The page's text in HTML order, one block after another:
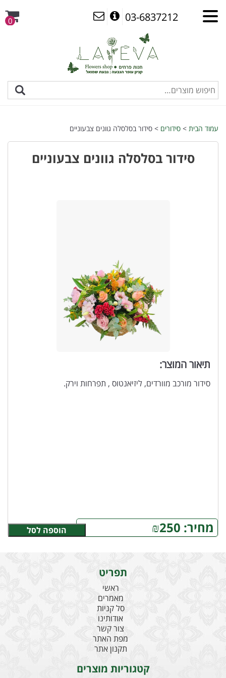
03-6837212
0
עמוד הבית > סידורים > סידור בסלסלה גוונים צבעוניים
סידור בסלסלה גוונים צבעוניים
תיאור המוצר:
סידור מורכב מוורדים, ליזיאנטוס , תפרחות וירק.
מחיר: ₪250 הוספה לסל
תפריט
ראשי
מאמרים
סל קניות
אודותינו
צור קשר
מפת האתר
תקנון אתר
קטגוריות מוצרים